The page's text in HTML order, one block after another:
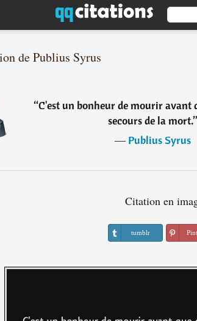
de Publius Syrus
“C'est un bonheur de mourir avant
secours de la mort.”
―Publius Syrus
Citation en
tumblr